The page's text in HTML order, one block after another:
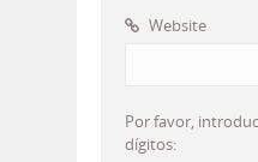
Website
Por favor,
dígitos: